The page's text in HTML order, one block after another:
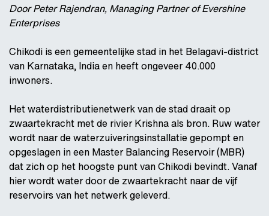
Door Peter Rajendran, Managing Partner of Evershine
Enterprises
Chikodi is een gemeentelijke stad in het Belagavi-district
van Karnataka, India en heeft ongeveer 40.000
inwoners.
Het waterdistributienetwerk van de stad draait op
zwaartekracht met de rivier Krishna als bron. Ruw water
wordt naar de waterzuiveringsinstallatie gepompt en
opgeslagen in een Master Balancing Reservoir (MBR)
dat zich op het hoogste punt van Chikodi bevindt. Vanaf
hier wordt water door de zwaartekracht naar de vijf
reservoirs van het netwerk geleverd.